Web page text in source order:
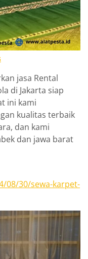
jasa Rental
di Jakarta siap
ini kami
kualitas terbaik
dan kami
dan jawa barat
08/30/sewa-karpet-